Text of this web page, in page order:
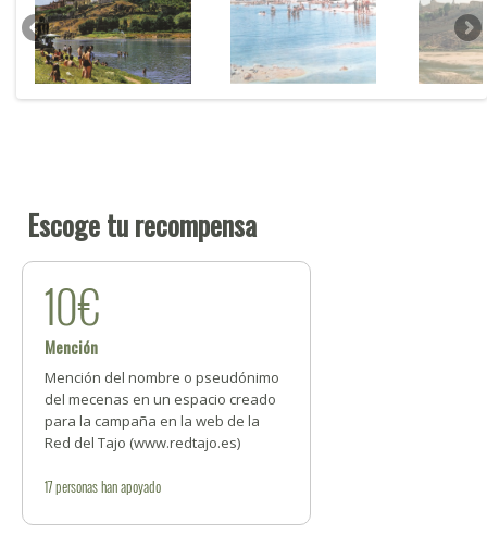
Escoge tu recompensa
10€
Mención
Mención del nombre o pseudónimo
del mecenas en un espacio creado
para la campaña en la web de la
Red del Tajo (www.redtajo.es)
17personashan apoyado